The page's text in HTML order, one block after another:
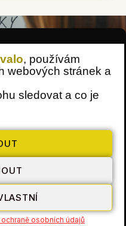
, používám
webových stránek a
sledovat a co je
osobních údajů
, díky kterým
své tělo i
máte-li na